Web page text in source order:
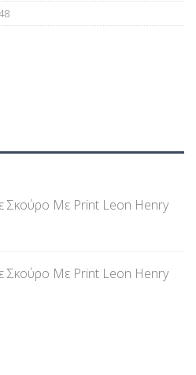
Σκούρο Με Print Leon Henry
Σκούρο Με Print Leon Henry